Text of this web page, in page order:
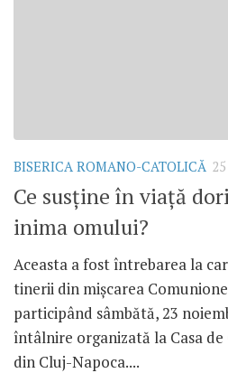
BISERICA ROMANO-CATOLICĂ
Ce susţine în viaţă
inima omului?
Aceasta a fost întrebarea la
tinerii din mişcarea
participând sâmbătă, 23
întâlnire organizată la Casa
din Cluj-Napoca....